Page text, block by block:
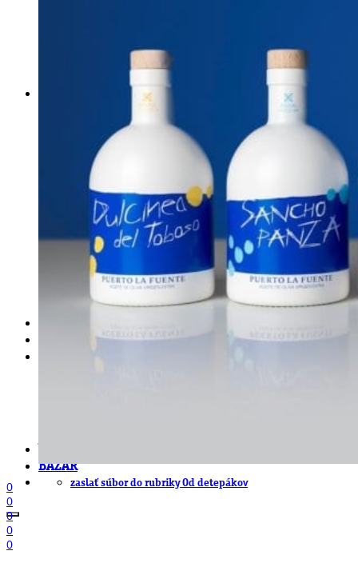
DeTePe [dtp]
pre klientov
pdf, ps, acrobat, distiller
fonty, písmo, typografia
farby a color management návody
indesign
photoshop
illustrator
lightroom
office
fonty zadarmo
slovník pojmov
OD DETEPÁKOV
BAZÁR
zaslať súbor do rubriky Od detepákov
0
0
0
0
0